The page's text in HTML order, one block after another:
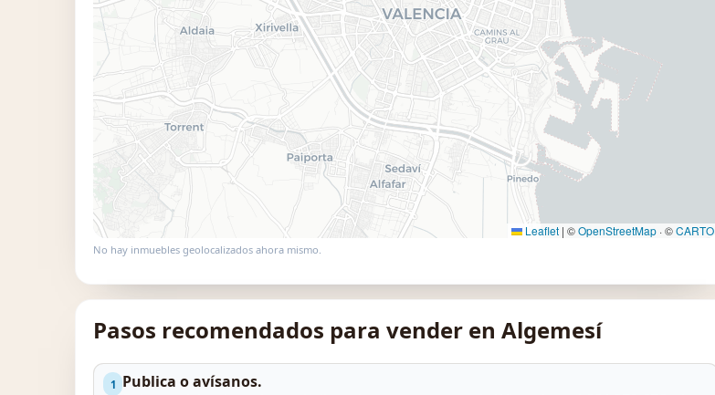
Leaflet | ©OpenStreetMap · ©CARTO
No hay inmuebles geolocalizados ahora mismo.
Pasos recomendados para vender en Algemesí
1 Publica o avísanos.